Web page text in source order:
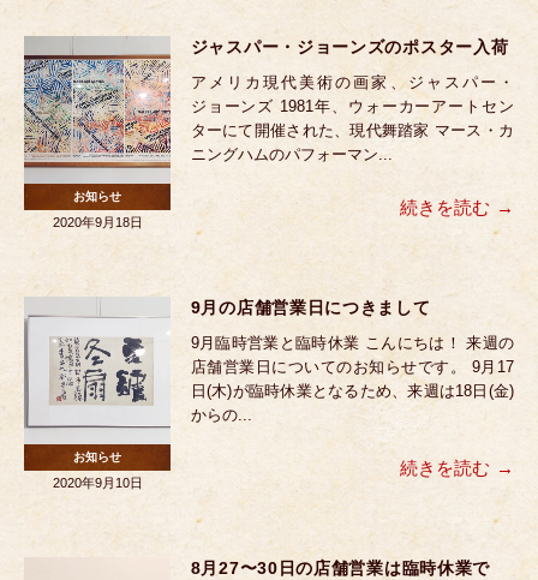
ジャスパー・ジョーンズのポスター入荷
アメリカ現代美術の画家、ジャスパー・
ジョーンズ 1981年、ウォーカーアートセン
ターにて開催された、現代舞踏家 マース・カ
ニングハムのパフォーマン...
続きを読む
お知らせ
2020年9月18日
9月の店舗営業日につきまして
9月臨時営業と臨時休業 こんにちは！ 来週の
店舗営業日についてのお知らせです。 9月17
日(木)が臨時休業となるため、来週は18日(金)
からの...
続きを読む
お知らせ
2020年9月10日
8月27〜30日の店舗営業は臨時休業で